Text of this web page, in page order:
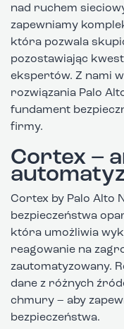
nad ruchem
zapewniamy
która pozwala
pozostawiając
ekspertów. Z nami
rozwiązania Palo
fundament
firmy.
Cortex –
Cortex by Palo Alto
bezpieczeństwa
która umożliwia
reagowanie na
zautomatyzowany.
dane z różnych
chmury – aby
bezpieczeństwa.